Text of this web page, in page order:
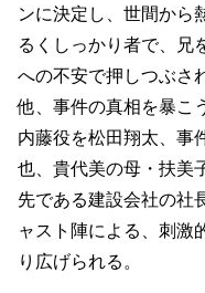
ンに決定し、世間から
るくしっかり者で、兄
への不安で押しつぶさ
他、事件の真相を暴こ
内藤役を松田翔太、事
也、貴代美の母・扶美
先である建設会社の社
ャスト陣による、刺激
り広げられる。